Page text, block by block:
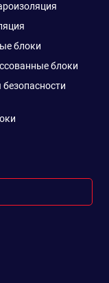
блоки
блоки